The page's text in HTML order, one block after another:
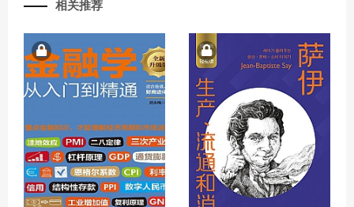
相关推荐